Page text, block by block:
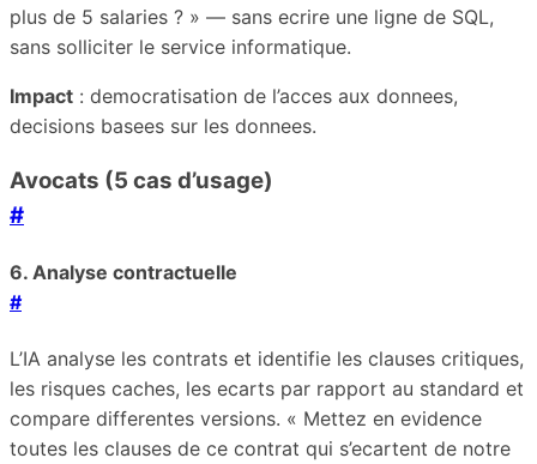
plus de 5 salaries ? » — sans ecrire une ligne de SQL,
sans solliciter le service informatique.
Impact : democratisation de l’acces aux donnees,
decisions basees sur les donnees.
Avocats (5 cas d’usage)
#
6. Analyse contractuelle
#
L’IA analyse les contrats et identifie les clauses critiques,
les risques caches, les ecarts par rapport au standard et
compare differentes versions. « Mettez en evidence
toutes les clauses de ce contrat qui s’ecartent de notre